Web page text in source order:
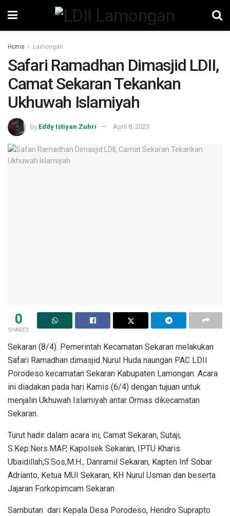
Home Lamongan
Safari Ramadhan Dimasjid LDII,
Camat Sekaran Tekankan
Ukhuwah Islamiyah
by Eddy Istiyan Zuhri April 8, 2023
0
SHARES
Sekaran (8/4). Pemerintah Kecamatan Sekaran melakukan
Safari Ramadhan dimasjid Nurul Huda naungan PAC LDII
Porodeso kecamatan Sekaran Kabupaten Lamongan. Acara
ini diadakan pada hari Kamis (6/4) dengan tujuan untuk
menjalin Ukhuwah Islamiyah antar Ormas dikecamatan
Sekaran.
Turut hadir dalam acara ini, Camat Sekaran, Sutaji,
S.Kep.Ners.MAP, Kapolsek Sekaran, IPTU Kharis
Ubaidillah,S.Sos,M.H., Danramil Sekaran, Kapten Inf Sobar
Adrianto, Ketua MUI Sekaran, KH Nurul Usman dan beserta
Jajaran Forkopimcam Sekaran.
Sambutan dari Kepala Desa Porodeso, Hendro Suprapto